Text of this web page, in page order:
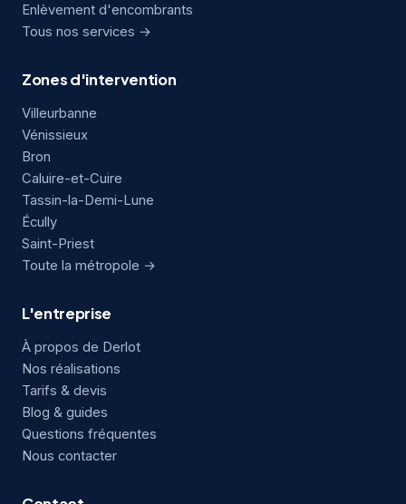
Enlèvement d'encombrants
Tous nos services →
Zones d'intervention
Villeurbanne
Vénissieux
Bron
Caluire-et-Cuire
Tassin-la-Demi-Lune
Écully
Saint-Priest
Toute la métropole →
L'entreprise
À propos de Derlot
Nos réalisations
Tarifs & devis
Blog & guides
Questions fréquentes
Nous contacter